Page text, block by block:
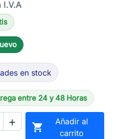
I.V.A
en stock
entre 24 y 48 Horas
 
Añadir al
carrito